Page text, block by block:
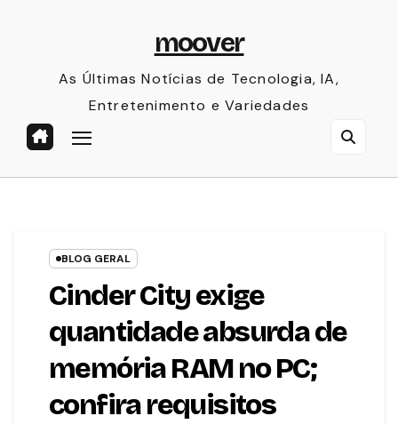
moover
As Últimas Notícias de Tecnologia, IA,
Entretenimento e Variedades
BLOG GERAL
Cinder City exige
quantidade absurda de
memória RAM no PC;
confira requisitos